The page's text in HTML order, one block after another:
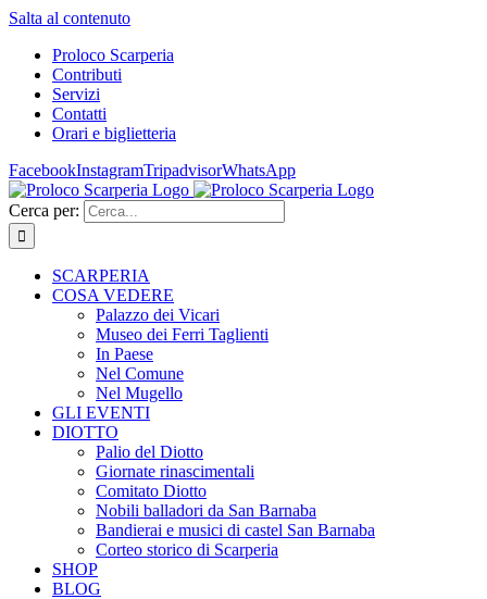
Salta al contenuto
Proloco Scarperia
Contributi
Servizi
Contatti
Orari e biglietteria
FacebookInstagramTripadvisorWhatsApp
Cerca per:
SCARPERIA
COSA VEDERE
Palazzo dei Vicari
Museo dei Ferri Taglienti
In Paese
Nel Comune
Nel Mugello
GLI EVENTI
DIOTTO
Palio del Diotto
Giornate rinascimentali
Comitato Diotto
Nobili balladori da San Barnaba
Bandierai e musici di castel San Barnaba
Corteo storico di Scarperia
SHOP
BLOG